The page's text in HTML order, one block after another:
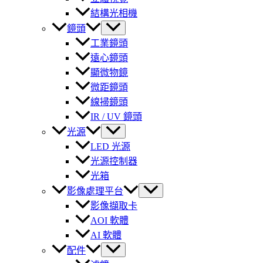
結構光相機
鏡頭
工業鏡頭
遠心鏡頭
顯微物鏡
微距鏡頭
線掃鏡頭
IR / UV 鏡頭
光源
LED 光源
光源控制器
光箱
影像處理平台
影像擷取卡
AOI 軟體
AI 軟體
配件